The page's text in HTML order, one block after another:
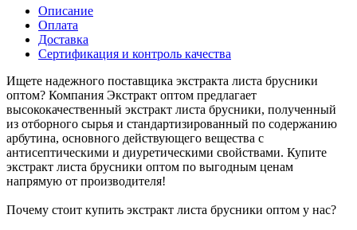
Описание
Оплата
Доставка
Сертификация и контроль качества
Ищете надежного поставщика экстракта листа брусники
оптом? Компания Экстракт оптом предлагает
высококачественный экстракт листа брусники, полученный
из отборного сырья и стандартизированный по содержанию
арбутина, основного действующего вещества с
антисептическими и диуретическими свойствами. Купите
экстракт листа брусники оптом по выгодным ценам
напрямую от производителя!
Почему стоит купить экстракт листа брусники оптом у нас?